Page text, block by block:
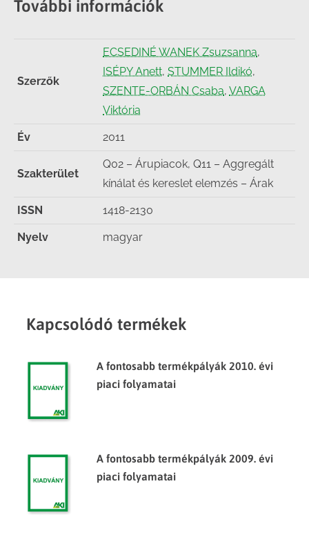
További információk
Szerzők
ECSEDINÉ WANEK Zsuzsanna,
ISÉPY Anett, STUMMER Ildikó,
SZENTE-ORBÁN Csaba, VARGA
Viktória
Év 2011
Szakterület
Q02 – Árupiacok, Q11 – Aggregált
kínálat és kereslet elemzés – Árak
ISSN 1418-2130
Nyelv magyar
Kapcsolódó termékek
A fontosabb termékpályák 2010. évi
piaci folyamatai
A fontosabb termékpályák 2009. évi
piaci folyamatai